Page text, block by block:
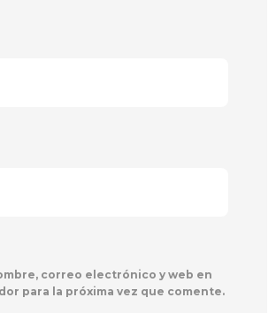
correo electrónico y web en
para la próxima vez que comente.